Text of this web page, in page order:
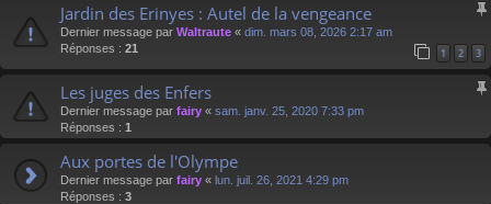
Jardin des Erinyes : Autel de la vengeance
Dernier message par Waltraute « dim. mars 08, 2026 2:17 am
Réponses : 21 1 2 3
Les juges des Enfers
Dernier message par fairy « sam. janv. 25, 2020 7:33 pm
Réponses : 1
Aux portes de l'Olympe
Dernier message par fairy « lun. juil. 26, 2021 4:29 pm
Réponses : 3